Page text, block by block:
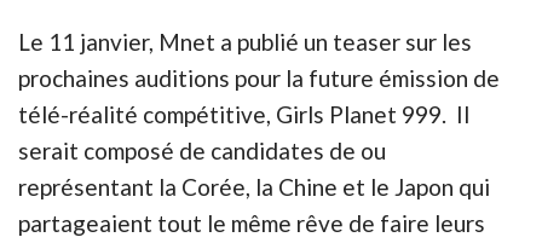
Le 11 janvier, Mnet a publié un teaser sur les
prochaines auditions pour la future émission de
télé-réalité compétitive, Girls Planet 999. Il
serait composé de candidates de ou
représentant la Corée, la Chine et le Japon qui
partageaient tout le même rêve de faire leurs